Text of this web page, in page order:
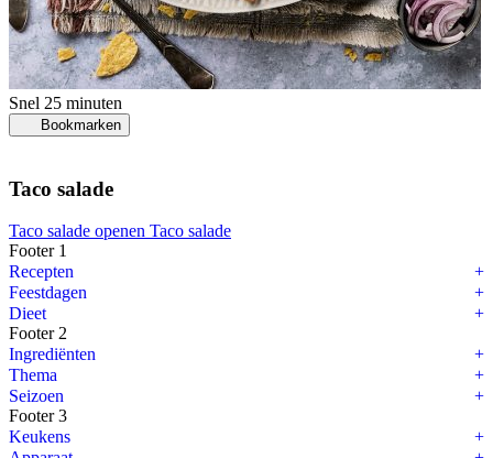
Snel 25 minuten
Bookmarken
Taco salade
Taco salade openen Taco salade
Footer 1
Recepten
Feestdagen
Dieet
Footer 2
Ingrediënten
Thema
Seizoen
Footer 3
Keukens